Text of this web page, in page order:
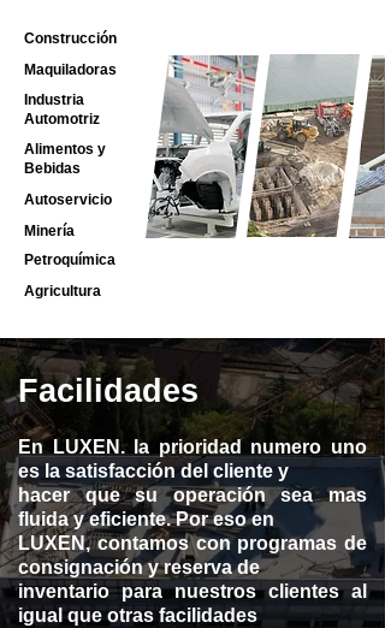
Construcción
Minería
Autoservicio
Alimentos y
Bebidas
Industria
Automotriz
Maquiladoras
Petroquímica
Agricultura
Facilidades
En LUXEN. la prioridad numero uno
es la satisfaccióndel cliente y
hacer que suoperación sea mas
fluida y eficiente. Por eso en
LUXEN, contamos con programas de
consignación y reserva de
inventario para nuestros clientes al
igual que otras facilidades